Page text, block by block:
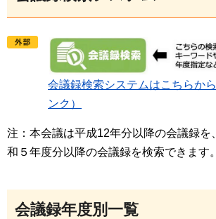
会議録検索システムはこちらか
ンク）
注：本会議は平成12年分以降の会議録を
和５年度分以降の会議録を検索できます。
会議録年度別一覧